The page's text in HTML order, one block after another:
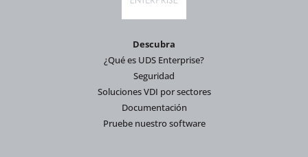
Descubra
¿Qué es UDS Enterprise?
Seguridad
Soluciones VDI por sectores
Documentación
Pruebe nuestro software